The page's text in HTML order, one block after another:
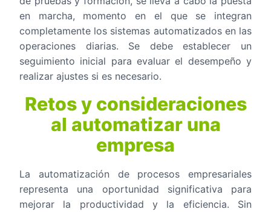
en marcha, momento en el que se integran
completamente los sistemas automatizados en las
operaciones diarias. Se debe establecer un
seguimiento inicial para evaluar el desempeño y
realizar ajustes si es necesario.
Retos y consideraciones
al automatizar una
empresa
La automatización de procesos empresariales
representa una oportunidad significativa para
mejorar la productividad y la eficiencia. Sin